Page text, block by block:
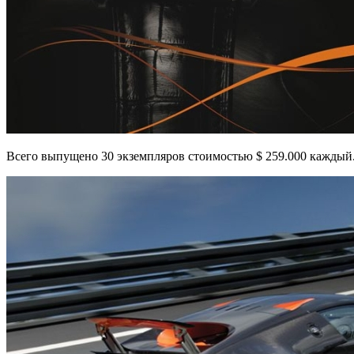
Всего выпущено 30 экземпляров стоимостью $ 259.000